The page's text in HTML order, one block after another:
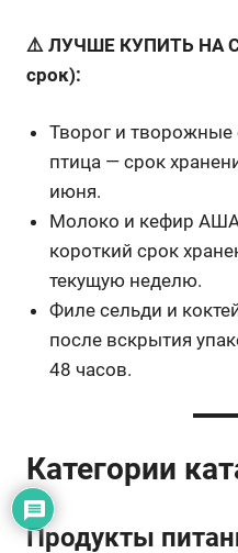
⚠️ ЛУЧШЕ КУПИТЬ НА
срок):
Творог и
птица — срок
июня.
Молоко и кефир
короткий срок
текущую неделю.
Филе сельди и
после вскрытия
48 часов.
Категории
Продукты